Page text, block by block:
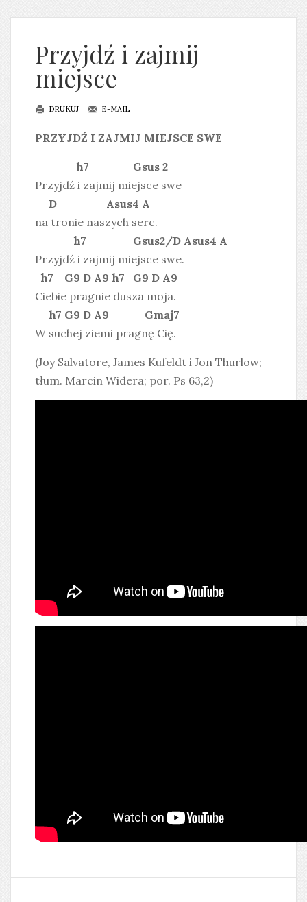
Przyjdź i zajmij
miejsce
DRUKUJ E-MAIL
PRZYJDŹ I ZAJMIJ MIEJSCE SWE
h7 Gsus 2
Przyjdź i zajmij miejsce swe
D Asus4 A
na tronie naszych serc.
h7 Gsus2/D Asus4 A
Przyjdź i zajmij miejsce swe.
h7 G9 D A9 h7 G9 D A9
Ciebie pragnie dusza moja.
h7 G9 D A9 Gmaj7
W suchej ziemi pragnę Cię.
(Joy Salvatore, James Kufeldt i Jon Thurlow;
tłum. Marcin Widera; por. Ps 63,2)